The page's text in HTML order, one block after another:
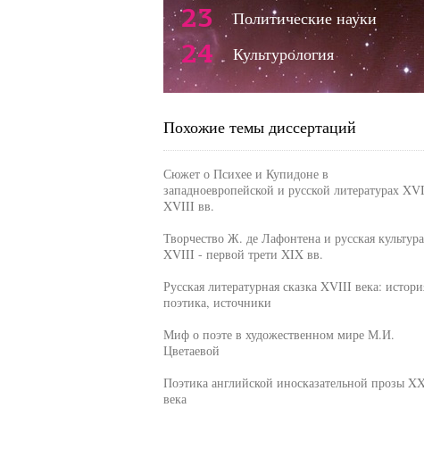
23 Политические науки
24 Культурология
Похожие темы диссертаций
Сюжет о Психее и Купидоне в
западноевропейской и русской литературах
XVIII вв.
Творчество Ж. де Лафонтена и русская культура
XVIII - первой трети XIX вв.
Русская литературная сказка XVIII века:
поэтика, источники
Миф о поэте в художественном мире М.И.
Цветаевой
Поэтика английской иносказательной прозы
века